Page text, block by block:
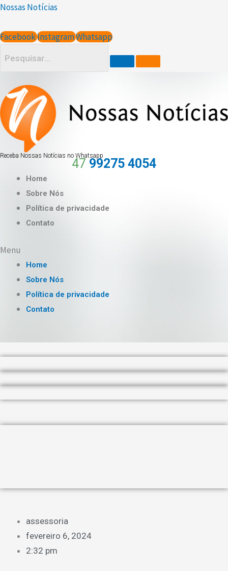
Ir
o
Nossas Notícias
FacebookInstagramWhatsapp
Receba Nossas Notícias no Whatsapp
47 99275 4054
Home
Sobre Nós
Política de privacidade
Contato
Menu
Home
Sobre Nós
Política de privacidade
Contato
assessoria
fevereiro 6, 2024
2:32 pm